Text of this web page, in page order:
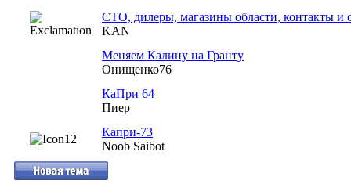
СТО, дилеры, магазины области, контакты и
KAN
Меняем Калину на Гранту
Онищенко76
КаПри 64
Пиер
Капри-73
Noob Saibot